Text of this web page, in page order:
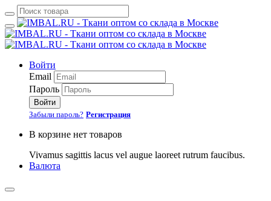
Войти
Email
Пароль
Войти
Забыли пароль? Регистрация
В корзине нет товаров
Vivamus sagittis lacus vel augue laoreet rutrum faucibus.
Валюта